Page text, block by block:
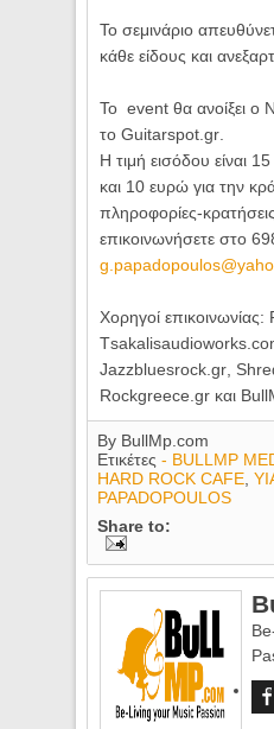
Το σεμινάριο
κάθε είδους και
Το event θα ανοίξει ο
τοGuitarspot .gr
Η τιμή εισόδου είναι
και 10 ευρώ για την
πληροφορίες-
επικοινωνήσετε στο
g papadopoulos@
Χορηγοί επικοινωνίας:
T
Jazzbluesrock .gr
Rockgreece .gr και
By BullMp.com
Ετικέτες- BULLMP
HARD ROCK CAFE ,
PAPADOPOULOS
Share to: